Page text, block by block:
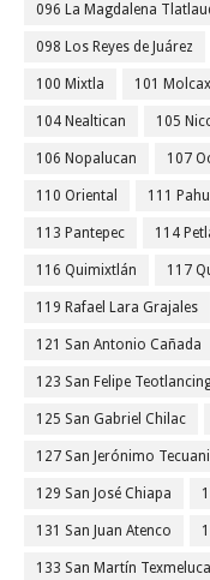
096 La Magdalena
098 Los Reyes de Juárez
100 Mixtla 101
104 Nealtican 105
106 Nopalucan 107
110 Oriental 111
113 Pantepec 114
116 Quimixtlán 117
119 Rafael Lara Grajales
121 San Antonio Cañada
123 San Felipe
125 San Gabriel Chilac
127 San Jerónimo
129 San José Chiapa
131 San Juan Atenco
133 San Martín